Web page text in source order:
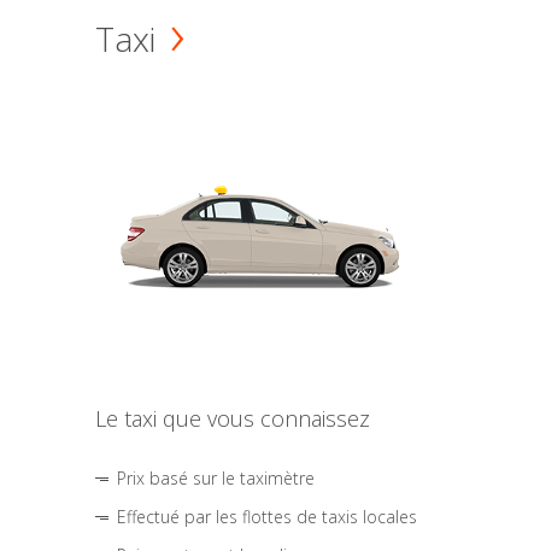
Taxi
Le taxi que vous connaissez
Prix basé sur le taximètre
Effectué par les flottes de taxis locales